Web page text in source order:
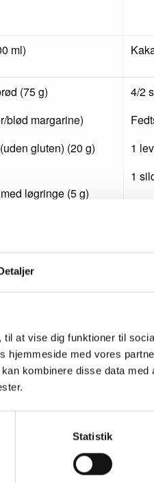
at vise dig funktioner til
med vores
kombinere disse data med
Statistik
ml)
(75 g)
blød margarine)
gluten) (20 g)
løgringe (5 g)
ml)
4/2
1
1
1
1
1
margarine)
g)
1
tilberedt/150 g råt)